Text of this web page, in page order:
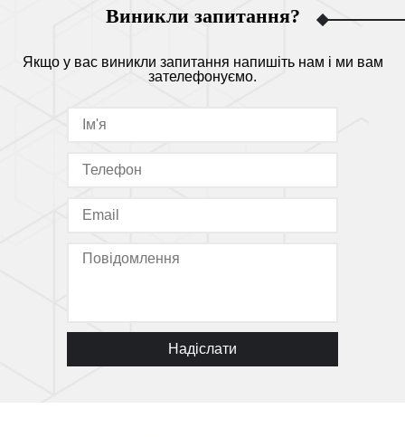
Виникли запитання?
Якщо у вас виникли запитання напишіть нам і ми вам
зателефонуємо.
Надіслати